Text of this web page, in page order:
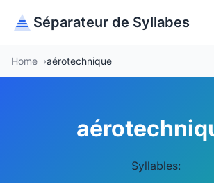
Séparateur de Syllabes
Home aérotechnique
Syllables: